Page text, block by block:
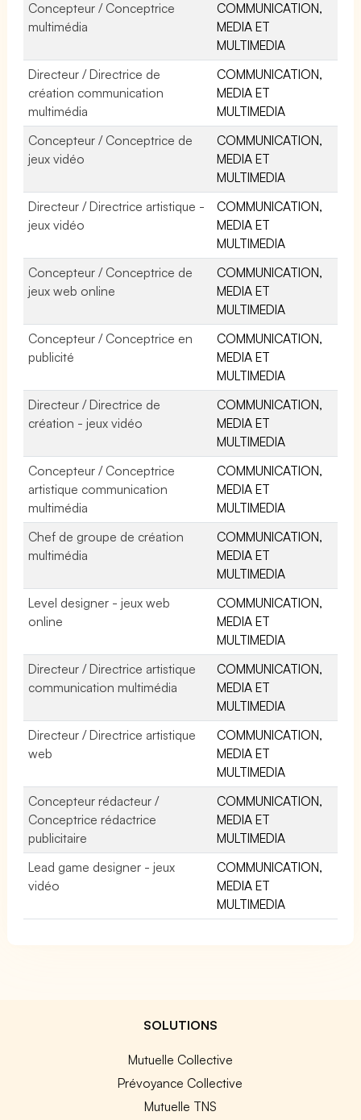
Concepteur / Conceptrice
multimédia
COMMUNICATION,
MEDIA ET
MULTIMEDIA
Directeur / Directrice de
création communication
multimédia
COMMUNICATION,
MEDIA ET
MULTIMEDIA
Concepteur / Conceptrice de
jeux vidéo
COMMUNICATION,
MEDIA ET
MULTIMEDIA
Directeur / Directrice artistique -
jeux vidéo
COMMUNICATION,
MEDIA ET
MULTIMEDIA
Concepteur / Conceptrice de
jeux web online
COMMUNICATION,
MEDIA ET
MULTIMEDIA
Concepteur / Conceptrice en
publicité
COMMUNICATION,
MEDIA ET
MULTIMEDIA
Directeur / Directrice de
création - jeux vidéo
COMMUNICATION,
MEDIA ET
MULTIMEDIA
Concepteur / Conceptrice
artistique communication
multimédia
COMMUNICATION,
MEDIA ET
MULTIMEDIA
Chef de groupe de création
multimédia
COMMUNICATION,
MEDIA ET
MULTIMEDIA
Level designer - jeux web
online
COMMUNICATION,
MEDIA ET
MULTIMEDIA
Directeur / Directrice artistique
communication multimédia
COMMUNICATION,
MEDIA ET
MULTIMEDIA
Directeur / Directrice artistique
web
COMMUNICATION,
MEDIA ET
MULTIMEDIA
Concepteur rédacteur /
Conceptrice rédactrice
publicitaire
COMMUNICATION,
MEDIA ET
MULTIMEDIA
Lead game designer - jeux
vidéo
COMMUNICATION,
MEDIA ET
MULTIMEDIA
SOLUTIONS
Mutuelle Collective
Prévoyance Collective
Mutuelle TNS